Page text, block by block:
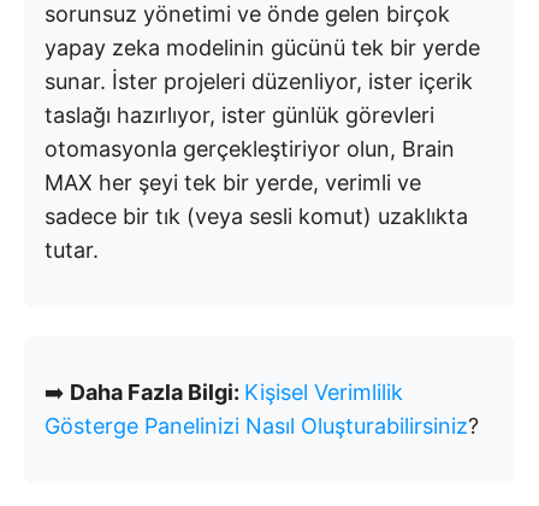
sorunsuz yönetimi ve önde gelen birçok
yapay zeka modelinin gücünü tek bir yerde
sunar. İster projeleri düzenliyor, ister içerik
taslağı hazırlıyor, ister günlük görevleri
otomasyonla gerçekleştiriyor olun, Brain
MAX her şeyi tek bir yerde, verimli ve
sadece bir tık (veya sesli komut) uzaklıkta
tutar.
➡️ Daha Fazla Bilgi: Kişisel Verimlilik
Gösterge Panelinizi Nasıl Oluşturabilirsiniz?